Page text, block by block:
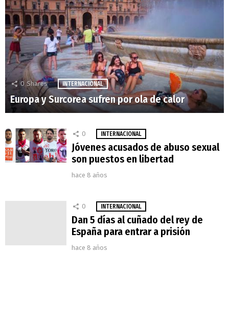
0 Shares INTERNACIONAL
Europa y Surcorea sufren por ola de calor
0 INTERNACIONAL
Jóvenes acusados de abuso sexual
son puestos en libertad
hace 8 años
0 INTERNACIONAL
Dan 5 días al cuñado del rey de
España para entrar a prisión
hace 8 años